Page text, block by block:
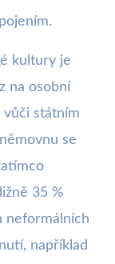
kultury je
na osobní
vůči státním
se
35 %
neformálních
například